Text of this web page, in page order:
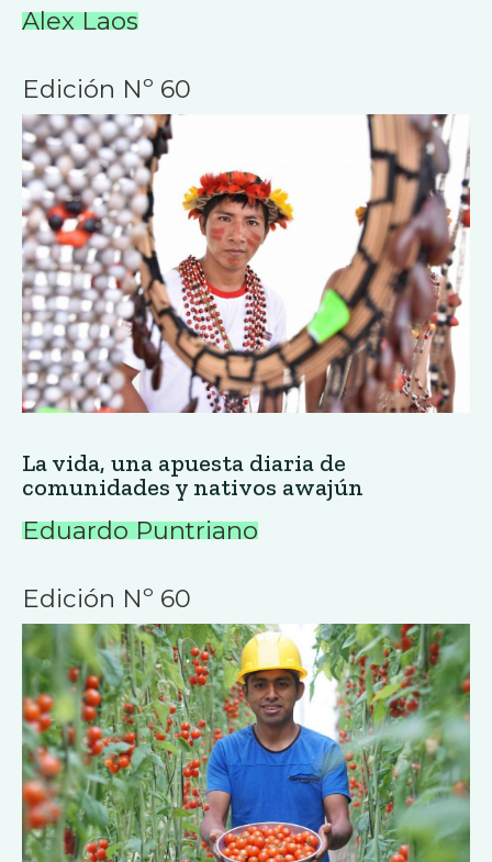
Alex Laos
Edición Nº 60
La vida, una apuesta diaria de
comunidades y nativos awajún
Eduardo Puntriano
Edición Nº 60